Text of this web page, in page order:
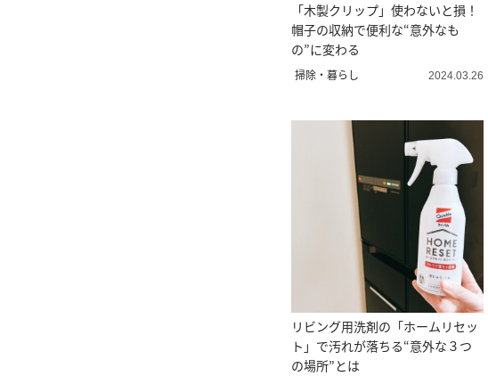
「木製クリップ」使わないと損！
帽子の収納で便利な“意外なも
の”に変わる
掃除・暮らし 2024.03.26
リビング用洗剤の「ホームリセッ
ト」で汚れが落ちる“意外な３つ
の場所”とは